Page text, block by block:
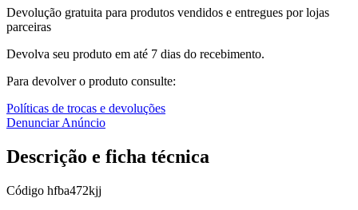
Devolução gratuita para produtos vendidos e entregues por lojas
parceiras
Devolva seu produto em até 7 dias do recebimento.
Para devolver o produto consulte:
Políticas de trocas e devoluções
Denunciar Anúncio
Descrição e ficha técnica
Código hfba472kjj